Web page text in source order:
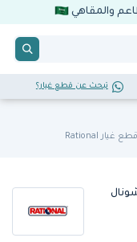
والمقاهي
تبحث عن قطع غيار؟
قطع غيار Rational